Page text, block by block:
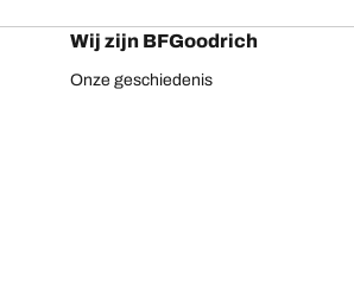
Wij zijn BFGoodrich
Onze geschiedenis